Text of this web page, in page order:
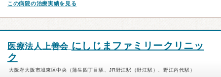
この病院の治療実績を見る
医療法人上善会 にしじまファミリークリニッ
ク
大阪府大阪市城東区中央（蒲生四丁目駅、JR野江駅（野江駅）、野江内代駅）